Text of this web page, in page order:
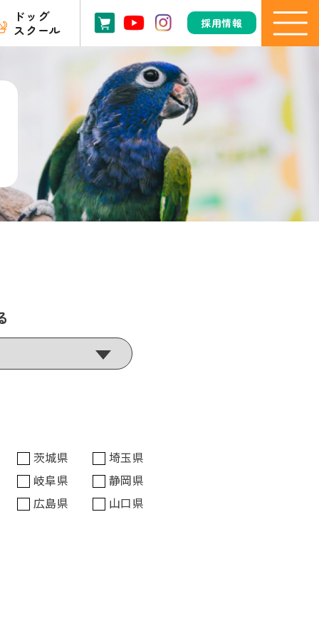
ドッグ
スクール
採用情報
茨城県
埼玉県
岐阜県
静岡県
広島県
山口県